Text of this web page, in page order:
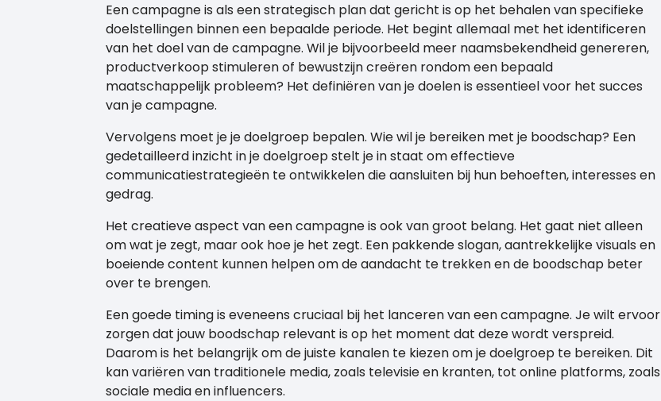
Een campagne is als een strategisch plan dat gericht is op het behalen van specifieke
doelstellingen binnen een bepaalde periode. Het begint allemaal met het identificeren
van het doel van de campagne. Wil je bijvoorbeeld meer naamsbekendheid genereren,
productverkoop stimuleren of bewustzijn creëren rondom een bepaald
maatschappelijk probleem? Het definiëren van je doelen is essentieel voor het succes
van je campagne.
Vervolgens moet je je doelgroep bepalen. Wie wil je bereiken met je boodschap? Een
gedetailleerd inzicht in je doelgroep stelt je in staat om effectieve
communicatiestrategieën te ontwikkelen die aansluiten bij hun behoeften, interesses en
gedrag.
Het creatieve aspect van een campagne is ook van groot belang. Het gaat niet alleen
om wat je zegt, maar ook hoe je het zegt. Een pakkende slogan, aantrekkelijke visuals en
boeiende content kunnen helpen om de aandacht te trekken en de boodschap beter
over te brengen.
Een goede timing is eveneens cruciaal bij het lanceren van een campagne. Je wilt ervoor
zorgen dat jouw boodschap relevant is op het moment dat deze wordt verspreid.
Daarom is het belangrijk om de juiste kanalen te kiezen om je doelgroep te bereiken. Dit
kan variëren van traditionele media, zoals televisie en kranten, tot online platforms, zoals
sociale media en influencers.